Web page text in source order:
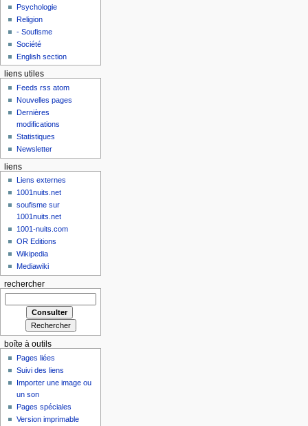
Psychologie
Religion
- Soufisme
Société
English section
liens utiles
Feeds rss atom
Nouvelles pages
Dernières
modifications
Statistiques
Newsletter
liens
Liens externes
1001nuits.net
soufisme sur
1001nuits.net
1001-nuits.com
OR Editions
Wikipedia
Mediawiki
rechercher
boîte à outils
Pages liées
Suivi des liens
Importer une image ou
un son
Pages spéciales
Version imprimable